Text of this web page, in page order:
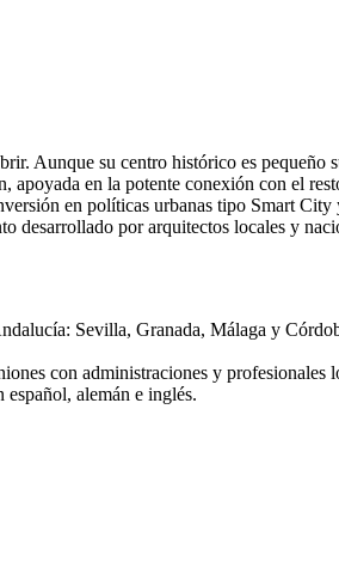
Aunque su centro histórico es
en la potente conexión con el
en políticas urbanas tipo Smart
por arquitectos locales y
Sevilla, Granada, Málaga y
con administraciones y profesionales
español, alemán e inglés.